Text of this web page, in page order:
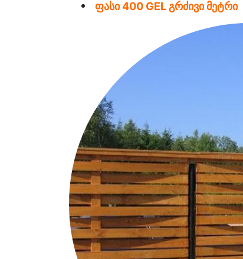
ფასი 400 GEL გრძივი მეტრი